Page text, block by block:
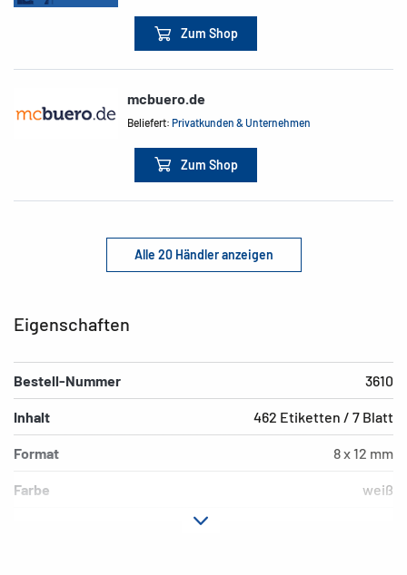
Zum Shop
mcbuero.de
Beliefert:Privatkunden & Unternehmen
Zum Shop
Alle 20 Händler anzeigen
Eigenschaften
Bestell-Nummer 3610
Inhalt 462 Etiketten / 7 Blatt
Format 8 x 12 mm
Farbe weiß